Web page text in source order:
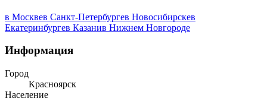
в Москвев Санкт-Петербургев Новосибирскев
Екатеринбургев Казанив Нижнем Новгороде
Информация
Город
Красноярск
Население